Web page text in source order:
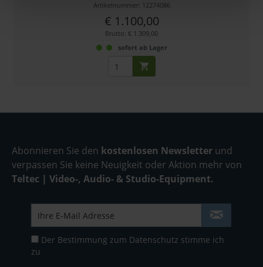
Artikelnummer: 12274086
€ 1.100,00
Brutto: € 1.309,00
sofort ab Lager
Abonnieren Sie den kostenlosen Newsletter und
verpassen Sie keine Neuigkeit oder Aktion mehr von
Teltec | Video-, Audio- & Studio-Equipment.
Der Bestimmung zum Datenschutz stimme ich
zu